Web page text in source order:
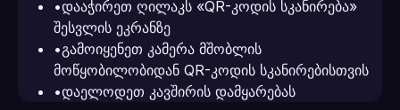
•დააჭირეთ ღილაკს «QR-კოდის სკანირება»
შესვლის ეკრანზე
•გამოიყენეთ კამერა მშობლის
მოწყობილობიდან QR-კოდის სკანირებისთვის
•დაელოდეთ კავშირის დამყარებას